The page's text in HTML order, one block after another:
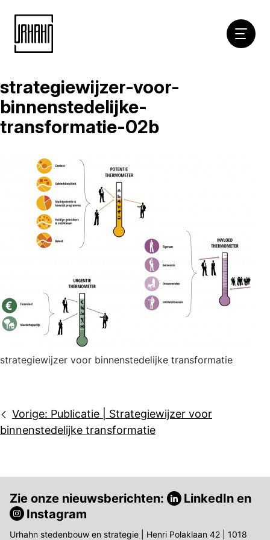
Naar
inhoud
strategiewijzer-voor-
binnenstedelijke-
transformatie-02b
strategiewijzer voor binnenstedelijke transformatie
Bericht
navigatie
Vorige: Publicatie | Strategiewijzer voor
binnenstedelijke transformatie
Zie onze nieuwsberichten: LinkedIn en
Instagram
Urhahn stedenbouw en strategie | Henri Polaklaan 42 | 1018